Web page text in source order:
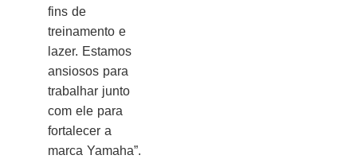
fins de
treinamento e
lazer. Estamos
ansiosos para
trabalhar junto
com ele para
fortalecer a
marca Yamaha”.